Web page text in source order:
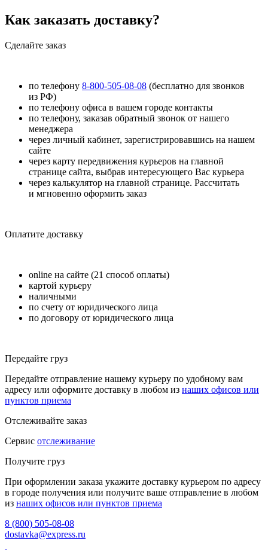
Как заказать доставку?
Сделайте заказ
по телефону 8-800-505-08-08 (бесплатно для звонков
из РФ)
по телефону офиса в вашем городе контакты
по телефону, заказав обратный звонок от нашего
менеджера
через личный кабинет, зарегистрировавшись на нашем
сайте
через карту передвижения курьеров на главной
странице сайта, выбрав интересующего Вас курьера
через калькулятор на главной странице. Рассчитать
и мгновенно оформить заказ
Оплатите доставку
online на сайте (21 способ оплаты)
картой курьеру
наличными
по счету от юридического лица
по договору от юридического лица
Передайте груз
Передайте отправление нашему курьеру по удобному вам
адресу или оформите доставку в любом из наших офисов или
пунктов приема
Отслеживайте заказ
Сервис отслеживание
Получите груз
При оформлении заказа укажите доставку курьером по адресу
в городе получения или получите ваше отправление в любом
из наших офисов или пунктов приема
8 (800) 505-08-08
dostavka@express.ru